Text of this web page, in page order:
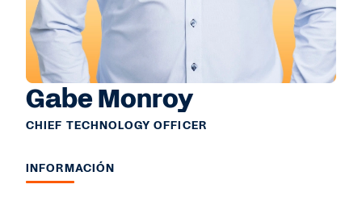
Gabe Monroy
CHIEF TECHNOLOGY OFFICER
INFORMACIÓN